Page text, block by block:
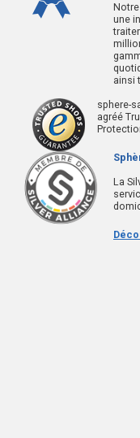
une
ainsi
sphere-
agréé
La